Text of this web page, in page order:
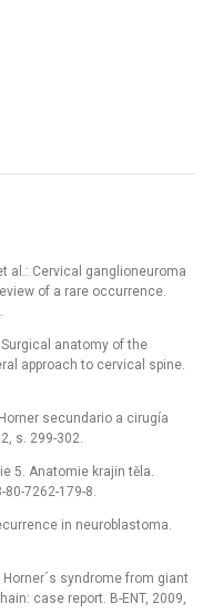
al.: Cervical ganglioneuroma
of a rare occurrence.
Surgical anatomy of the
approach to cervical spine.
secundario a cirugía
s. 299-302.
5. Anatomie krajin těla.
7262-179-8.
in neuroblastoma.
Horner´s syndrome from giant
case report. B-ENT, 2009,